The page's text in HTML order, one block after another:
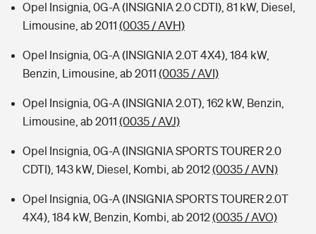
Opel Insignia, 0G-A (INSIGNIA 2.0 CDTI), 81 kW, Diesel,
Limousine, ab 2011 (0035 / AVH)
Opel Insignia, 0G-A (INSIGNIA 2.0T 4X4), 184 kW,
Benzin, Limousine, ab 2011 (0035 / AVI)
Opel Insignia, 0G-A (INSIGNIA 2.0T), 162 kW, Benzin,
Limousine, ab 2011 (0035 / AVJ)
Opel Insignia, 0G-A (INSIGNIA SPORTS TOURER 2.0
CDTI), 143 kW, Diesel, Kombi, ab 2012(0035 / AVN)
Opel Insignia, 0G-A (INSIGNIA SPORTS TOURER 2.0T
4X4), 184 kW, Benzin, Kombi, ab 2012(0035 / AVO)